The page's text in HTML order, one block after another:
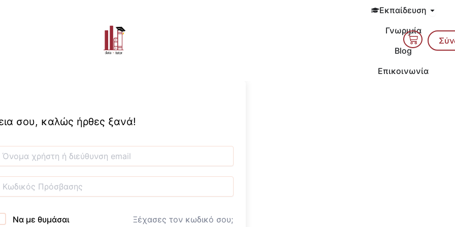
Εκπαίδευση Open
Γνωριμία
Blog
Επικοινωνία
Cart
σου, καλώς ήρθες ξανά!
Να με θυμάσαι Ξέχασες τον κωδικό σου;